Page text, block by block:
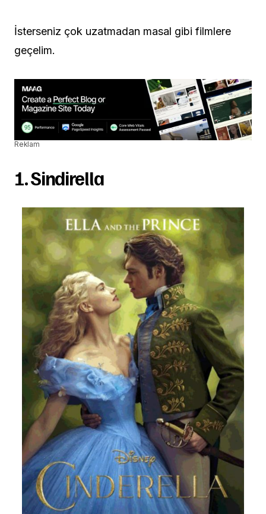
İsterseniz çok uzatmadan masal gibi filmlere
geçelim.
Reklam
1. Sindirella